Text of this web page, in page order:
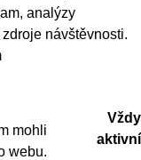
analýzy
návštěvnosti.
mohli
webu.
Vždy
aktivní